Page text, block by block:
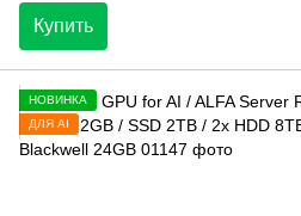
Купить
НОВИНКА
ДЛЯ AI